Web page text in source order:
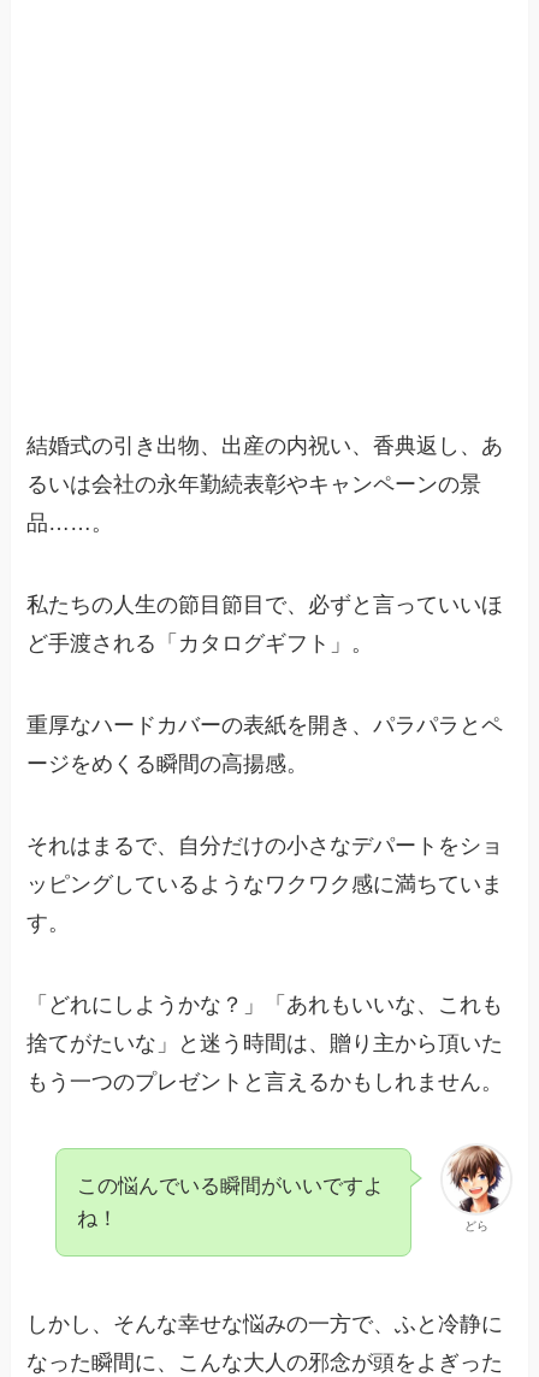
結婚式の引き出物、出産の内祝い、香典返し、あ
るいは会社の永年勤続表彰やキャンペーンの景
品……。
私たちの人生の節目節目で、必ずと言っていいほ
ど手渡される「カタログギフト」。
重厚なハードカバーの表紙を開き、パラパラとペ
ージをめくる瞬間の高揚感。
それはまるで、自分だけの小さなデパートをショ
ッピングしているようなワクワク感に満ちていま
す。
「どれにしようかな？」「あれもいいな、これも
捨てがたいな」と迷う時間は、贈り主から頂いた
もう一つのプレゼントと言えるかもしれません。
どら
この悩んでいる瞬間がいいですよ
ね！
しかし、そんな幸せな悩みの一方で、ふと冷静に
なった瞬間に、こんな大人の邪念が頭をよぎった